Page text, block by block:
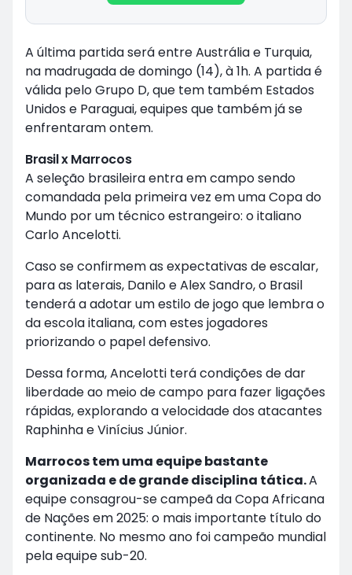
A última partida será entre Austrália e Turquia,
na madrugada de domingo (14), à 1h. A partida é
válida pelo Grupo D, que tem também Estados
Unidos e Paraguai, equipes que também já se
enfrentaram ontem.
Brasil x Marrocos
A seleção brasileira entra em campo sendo
comandada pela primeira vez em uma Copa do
Mundo por um técnico estrangeiro: o italiano
Carlo Ancelotti.
Caso se confirmem as expectativas de escalar,
para as laterais, Danilo e Alex Sandro, o Brasil
tenderá a adotar um estilo de jogo que lembra o
da escola italiana, com estes jogadores
priorizando o papel defensivo.
Dessa forma, Ancelotti terá condições de dar
liberdade ao meio de campo para fazer ligações
rápidas, explorando a velocidade dos atacantes
Raphinha e Vinícius Júnior.
Marrocos tem uma equipe bastante
organizada e de grande disciplina tática.A
equipe consagrou-se campeã da Copa Africana
de Nações em 2025: o mais importante título do
continente. No mesmo ano foi campeão mundial
pela equipe sub-20.